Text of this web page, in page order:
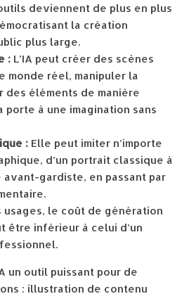
deviennent de plus en plus
la création
plus large.
: L’IA peut créer des scènes
monde réel, manipuler la
des éléments de manière
à une imagination sans
: Elle peut imiter n’importe
d’un portrait classique à
avant-gardiste, en passant par
usages, le coût de génération
être inférieur à celui d’un
un outil puissant pour de
: illustration de contenu